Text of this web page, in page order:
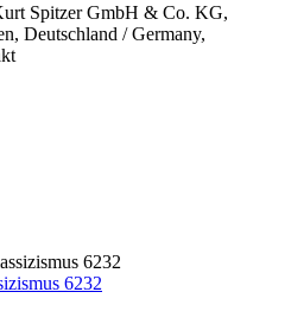
Spitzer GmbH & Co. KG,
Deutschland / Germany,
6232